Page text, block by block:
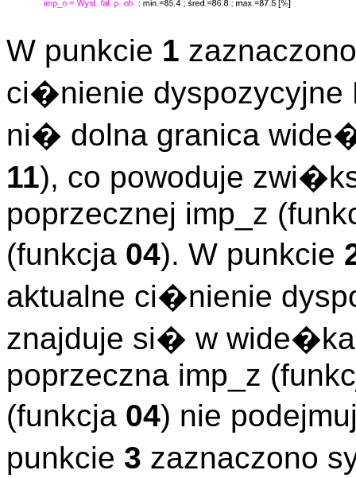
W punkcie 1
ci�nienie dyspozycyjne
ni� dolna granica
11), co powoduje
poprzecznej imp_z
(funkcja 04). W punkcie
aktualne ci�nienie
znajduje si� w
poprzeczna imp_z
(funkcja 04) nie
punkcie 3 zaznaczono